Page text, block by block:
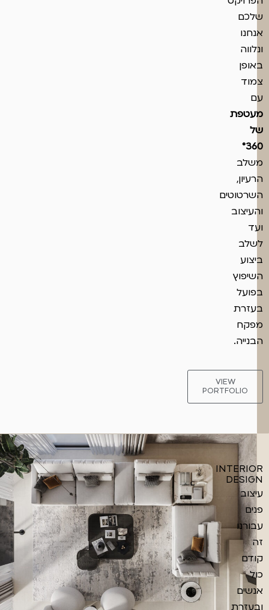
שלכם
אנחנו
ונלווה
באופן
צמוד
עם
מעטפת
של
°360
משלב
הרעיון,
השרטוטים
והעיצוב
ועד
לשלב
ביצוע
השיפוץ
בפועל
בעזרת
מפקח
הבנייה.
VIEW
PORTFOLIO
INTERIOR
DESIGN
עיצוב
פנים
עבורנו
זה
קודם
כול
אנשים
ובעזרת